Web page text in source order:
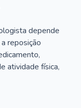
depende
reposição
atividade física,